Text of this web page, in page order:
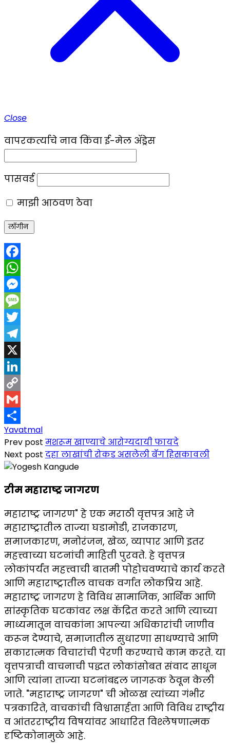
Close
वापरकर्त्याचे नाव किंवा ई-मेल ॲड्रेस
पासवर्ड
माझी आठवण ठेवा
Facebook
WhatsApp
Messenger
Message
Twitter
Telegram
X
LinkedIn
Copy
Link
Gmail
Share
Yavatmal
Prev post मशरूम खाण्याचे आरोग्यदायी फायदे
Next post दहा लाखांची रोकड असलेली बॅग हिसकावली
टीम महाराष्ट्र जागरण
महाराष्ट्र जागरण" हे एक मराठी वृत्तपत्र आहे जे
महाराष्ट्रातील ताज्या घडामोडी, राजकारण,
समाजकारण, मनोरंजन, खेळ, व्यापार आणि इतर
महत्त्वाच्या घटनांची माहिती पुरवते. हे वृत्तपत्र
लोकांपर्यंत महत्त्वाची बातमी पोहोचवण्याचे कार्य करते
आणि महाराष्ट्रातील वाचक वर्गात लोकप्रिय आहे.
महाराष्ट्र जागरण हे विविध सामाजिक, आर्थिक आणि
सांस्कृतिक घटकांवर लक्ष केंद्रित करते आणि त्याच्या
माध्यमातून वाचकांना आपल्या अधिकारांची जाणीव
करून देण्याचे, समाजातील सुधारणा साधण्याचे आणि
सकारात्मक विचारांची पेरणी करण्याचे काम करते. या
वृत्तपत्राची वाचनाची पद्धत लोकांसोबत संवाद साधून
आणि त्यांना ताज्या घटनांबद्दल जागरूक ठेवून केली
जाते. "महाराष्ट्र जागरण" ची ओळख त्यांच्या गंभीर
पत्रकारिते, वाचकांची विश्वासार्हता आणि विविध राष्ट्रीय
व आंतरराष्ट्रीय विषयांवर आधारित विश्लेषणात्मक
दृष्टिकोनामुळे आहे.